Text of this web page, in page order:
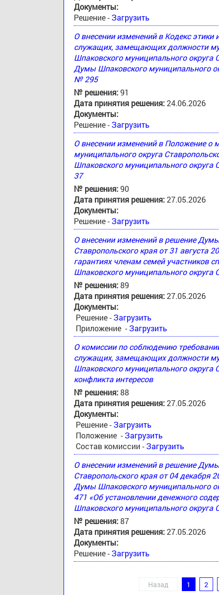
Документы:
Решение - Загрузить
О внесении изменений в Кодекс
служащих, замещающих должности
Шпаковского муниципального
Думы Шпаковского муниципального
№ 295
№ решения:91
Дата принятия решения:24.06.2026
Документы:
Решение - Загрузить
О внесении изменений в Положение
муниципального округа
Шпаковского муниципального округа
37
№ решения:90
Дата принятия решения:27.05.2026
Документы:
Решение - Загрузить
О внесении изменений в решение
Ставропольского края от 31
гарантиях членам семей участников
Шпаковского муниципального округа
№ решения:89
Дата принятия решения:27.05.2026
Документы:
Решение - Загрузить
Приложение - Загрузить
О комиссии по соблюдению
служащих, замещающих должности
Шпаковского муниципального округа
конфликта интересов
№ решения:88
Дата принятия решения:27.05.2026
Документы:
Решение - Загрузить
Положение - Загрузить
Состав комиссии - Загрузить
О внесении изменений в решение
Ставропольского края от 04 декабря
Думы Шпаковского муниципального
471 «Об установлении денежного
Шпаковского муниципального округа
№ решения:87
Дата принятия решения:27.05.2026
Документы:
Решение - Загрузить
Назад 1 2